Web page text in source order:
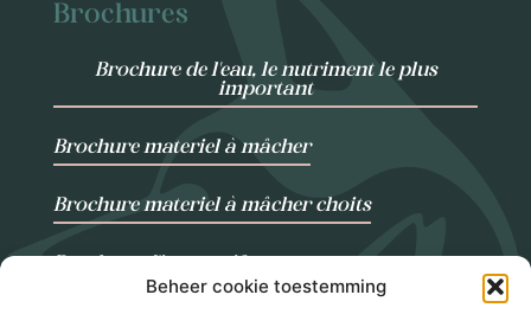
Beheer cookie toestemming
Brochures
Brochure de l'eau, le nutriment le plus
important
Brochure materiel à mâcher
Brochure materiel à mâcher choits